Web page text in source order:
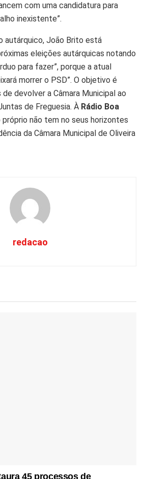
com uma candidatura para
inexistente”.
autárquico, João Brito está
eleições autárquicas notando
para fazer”, porque a atual
morrer o PSD”. O objetivo é
devolver a Câmara Municipal ao
de Freguesia. À Rádio Boa
próprio não tem no seus horizontes
da Câmara Municipal de Oliveira
redacao
45 processos de